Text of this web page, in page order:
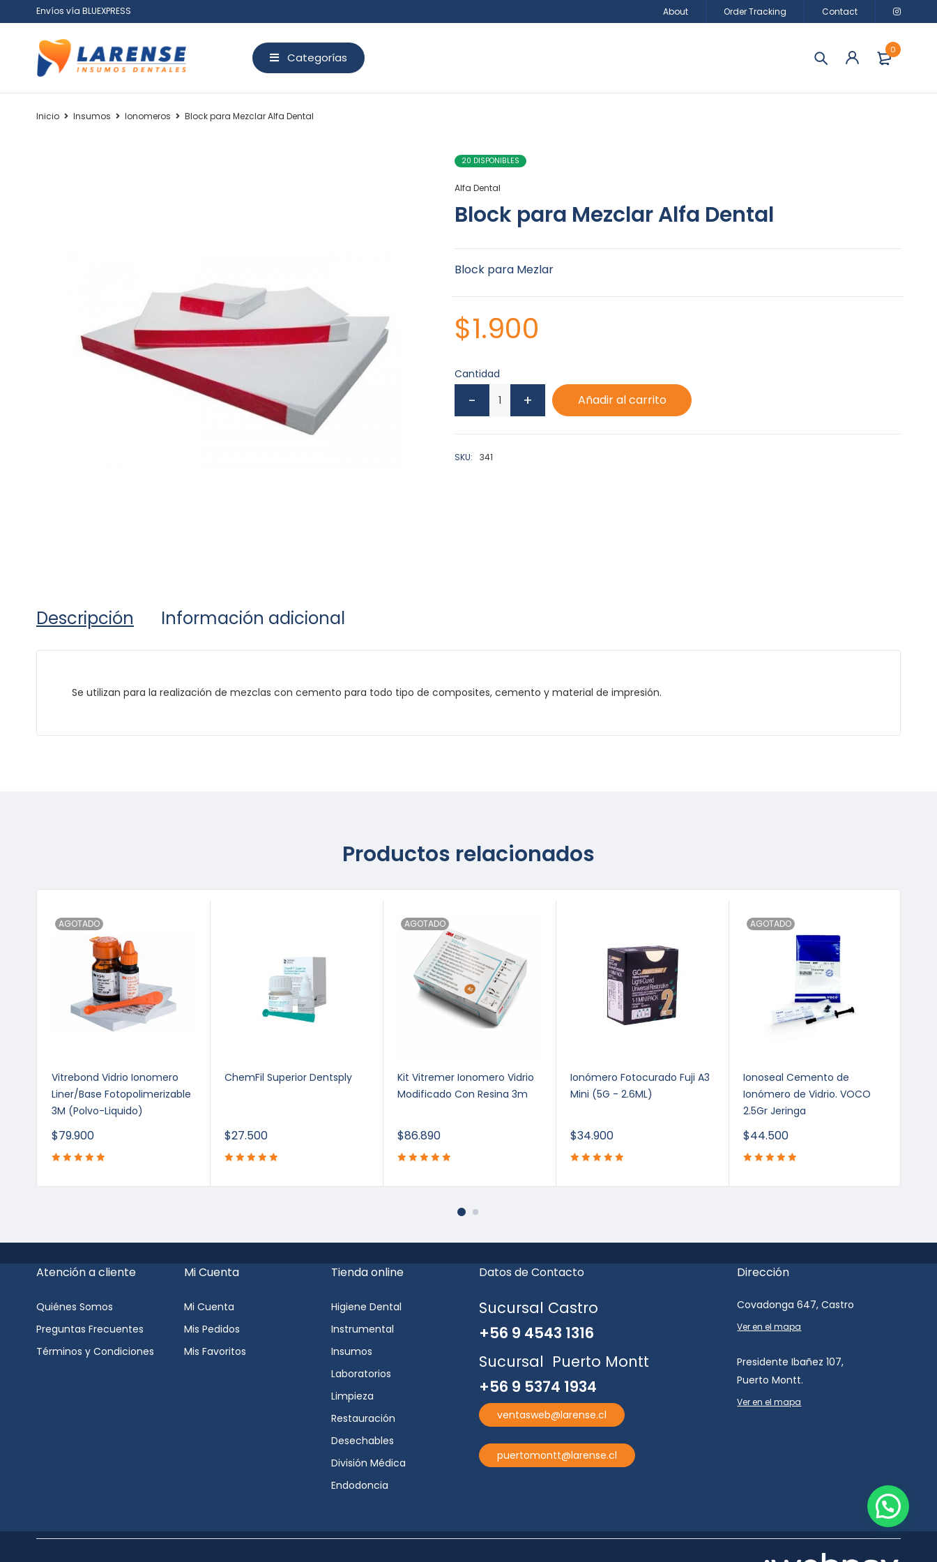
Envíos vía BLUEXPRESS About Order Tracking Contact
0
Categorías
Inicio Insumos Ionomeros Block para Mezclar Alfa Dental
20 DISPONIBLES
Alfa Dental
Block para Mezclar Alfa Dental
Block para Mezlar
$1.900
Cantidad
Añadir al carrito
SKU: 341
Descripción Información adicional
Se utilizan para la realización de mezclas con cemento para todo tipo de composites, cemento y material de impresión.
Productos relacionados
AGOTADO
Vitrebond Vidrio Ionomero
Liner/Base Fotopolimerizable
3M (Polvo-Liquido)
$79.900
ChemFil Superior Dentsply
$27.500
AGOTADO
Kit Vitremer Ionomero Vidrio
Modificado Con Resina 3m
$86.890
Ionómero Fotocurado Fuji A3
Mini (5G - 2.6ML)
$34.900
AGOTADO
Ionoseal Cemento de
Ionómero de Vidrio. VOCO
2.5Gr Jeringa
$44.500
Atención a cliente
Quiénes Somos
Preguntas Frecuentes
Términos y Condiciones
Mi Cuenta
Mi Cuenta
Mis Pedidos
Mis Favoritos
Tienda online
Higiene Dental
Instrumental
Insumos
Laboratorios
Limpieza
Restauración
Desechables
División Médica
Endodoncia
Datos de Contacto
Sucursal Castro
+56 9 4543 1316
Sucursal Puerto Montt
+56 9 5374 1934
ventasweb@larense.cl
puertomontt@larense.cl
Dirección
Covadonga 647, Castro
Ver en el mapa
Presidente Ibañez 107,
Puerto Montt.
Ver en el mapa